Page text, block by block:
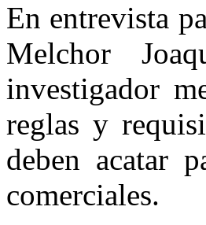
En entrevista
Melchor
investigador
reglas y
deben acatar
comerciales.